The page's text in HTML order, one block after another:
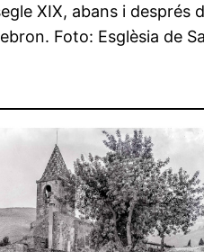
XIX, abans i
Foto: Esglèsia de